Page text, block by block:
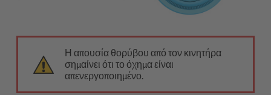
Η απουσία θορύβου από τον κινητήρα
σημαίνει ότι το όχημα είναι
απενεργοποιημένο.